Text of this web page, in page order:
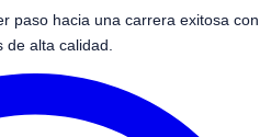
paso hacia una carrera exitosa con
alta calidad.